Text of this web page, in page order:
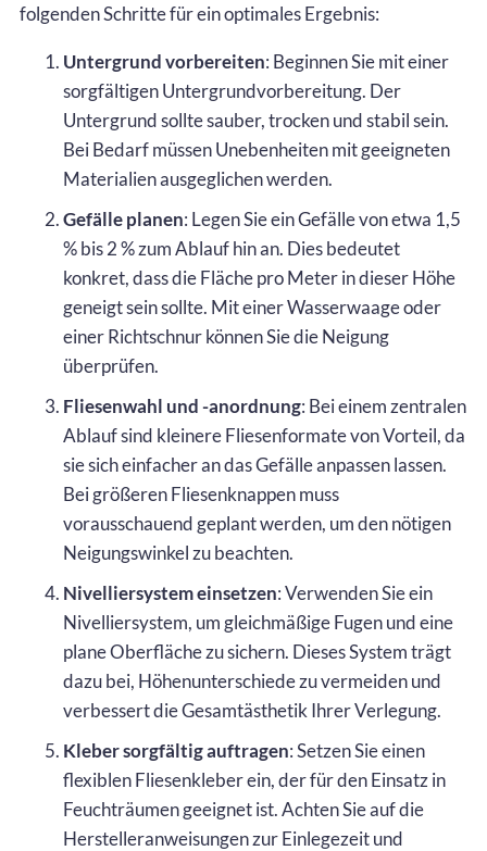
folgenden Schritte für ein optimales Ergebnis:
Untergrund vorbereiten: Beginnen Sie mit einer
sorgfältigen Untergrundvorbereitung. Der
Untergrund sollte sauber, trocken und stabil sein.
Bei Bedarf müssen Unebenheiten mit geeigneten
Materialien ausgeglichen werden.
Gefälle planen: Legen Sie ein Gefälle von etwa 1,5
% bis 2 % zum Ablauf hin an. Dies bedeutet
konkret, dass die Fläche pro Meter in dieser Höhe
geneigt sein sollte. Mit einer Wasserwaage oder
einer Richtschnur können Sie die Neigung
überprüfen.
Fliesenwahl und -anordnung: Bei einem zentralen
Ablauf sind kleinere Fliesenformate von Vorteil, da
sie sich einfacher an das Gefälle anpassen lassen.
Bei größeren Fliesenknappen muss
vorausschauend geplant werden, um den nötigen
Neigungswinkel zu beachten.
Nivelliersystem einsetzen: Verwenden Sie ein
Nivelliersystem, um gleichmäßige Fugen und eine
plane Oberfläche zu sichern. Dieses System trägt
dazu bei, Höhenunterschiede zu vermeiden und
verbessert die Gesamtästhetik Ihrer Verlegung.
Kleber sorgfältig auftragen: Setzen Sie einen
flexiblen Fliesenkleber ein, der für den Einsatz in
Feuchträumen geeignet ist. Achten Sie auf die
Herstelleranweisungen zur Einlegezeit und